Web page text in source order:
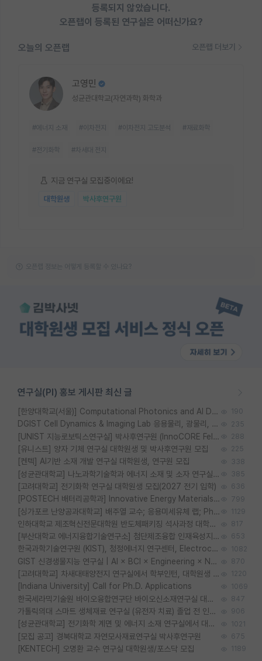
등록되지 않았습니다.
오픈랩이 등록된 연구실은 어떠신가요?
오늘의 오픈랩 오픈랩 더보기
고영민
성균관대학교(자연과학) 화학과
#에너지 소재 #이차전지 #이차전지 고도분석 #재료화학
#전기화학 #차세대 전지
지금 연구실 모집중이에요!
대학원생 박사후연구원
오픈랩 정보는 어떻게 등록할 수 있나요?
연구실(PI) 홍보 게시판 최신 글
[한양대학교(서울)] Computational Photonics and AI Design Lab 대학원생 모집 190
DGIST Cell Dynamics & Imaging Lab 응용물리, 광물리, 양자, 생물물리 대학원생 모집 [삼성과제, 전문연TO] 235
[UNIST 지능로보틱스연구실] 박사후연구원 (InnoCORE Fellow) 모집 공고 288
[유니스트] 양자 기체 연구실 대학원생 및 박사후연구원 모집 225
[켄텍] AI기반 소재 개발 연구실 대학원생, 연구원 모집 338
[성균관대학교] 나노과학기술학과 에너지 소재 및 소자 연구실 대학원생 모집 385
[고려대학교] 전기화학 연구실 대학원생 모집(2027 전기 입학) 636
[POSTECH 배터리공학과] Innovative Energy Materials Lab 대학원생 모집 (특성화대학원) 799
[싱가포르 난양공과대학교] 배주열 교수; 응용미세유체 랩; PhD/Postdoc/Visiting 모집 1129
인하대학교 제조혁신전문대학원 반도체패키징 석사과정 대학원생 모집 817
[부산대학교 에너지융합기술연구소] 첨단제조융합 인재육성지원 박사후연구원 채용 (이진홍 교수님 연구실) 653
한국과학기술연구원 (KIST), 청정에너지 연구센터, Electrochemical Materials and Devices (Emd) Lab에서 학생을 모집합니다. (연,고대) 1082
GIST 신경생물지능 연구실 | AI × BCI × Engineering × Neuroscience 이노코어 Post-doc 모집 870
[고려대학교] 차새대태양전지 연구실에서 학부인턴, 대학원생 및 Post.Doc.을 모집합니다. 1220
[Indiana University] Call for Ph.D. Applications 1069
한국세라믹기술원 바이오융합연구단 바이오신소재연구실 대학원생/학부인턴 모집 847
가톨릭의대 스마트 생체재료 연구실 (유전자 치료) 졸업 전 인턴 및 대학원생 모집 906
[성균관대학교] 전기화학 계면 및 에너지 소재 연구실에서 대학원생을 모집합니다. 1021
[모집 공고] 경북대학교 자연모사재료연구실 박사후연구원 675
[KENTECH] 오명환 교수 연구실 대학원생/포스닥 모집 1189